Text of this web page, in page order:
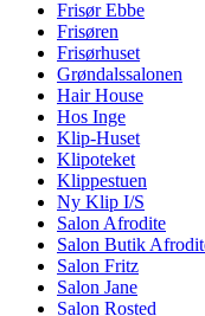
Frisør Ebbe
Frisøren
Frisørhuset
Grøndalssalonen
Hair House
Hos Inge
Klip-Huset
Klipoteket
Klippestuen
Ny Klip I/S
Salon Afrodite
Salon Butik
Salon Fritz
Salon Jane
Salon Rosted